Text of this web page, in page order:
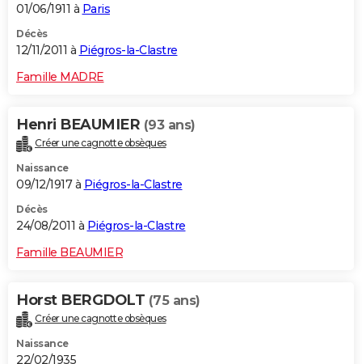
01/06/1911 à Paris
Décès
12/11/2011 à Piégros-la-Clastre
Famille MADRE
Henri BEAUMIER (93 ans)
Créer une cagnotte obsèques
Naissance
09/12/1917 à Piégros-la-Clastre
Décès
24/08/2011 à Piégros-la-Clastre
Famille BEAUMIER
Horst BERGDOLT (75 ans)
Créer une cagnotte obsèques
Naissance
22/02/1935